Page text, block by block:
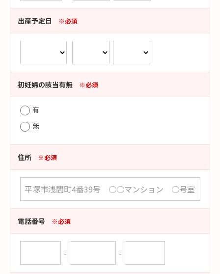
出産予定日 ※必須
初妊婦の該当有無 ※必須
有
無
住所 ※必須
電話番号 ※必須
- -